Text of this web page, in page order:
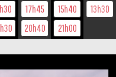
17h45
20h40
15h40
21h00
13h30